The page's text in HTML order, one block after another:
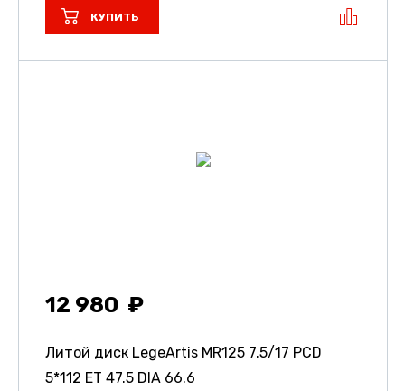
КУПИТЬ
12 980
Литой диск LegeArtis MR125 7.5/17 PCD
5*112 ET 47.5 DIA 66.6